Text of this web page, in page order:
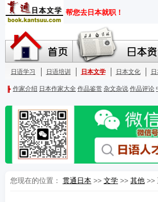
您现在的位置： 贯通日本 >> 文学 >> 其他 >>